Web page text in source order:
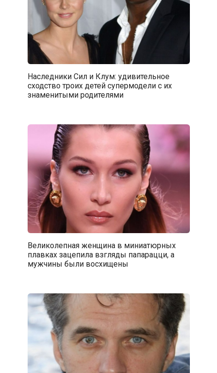
Наследники Сил и Клум: удивительное
сходство троих детей супермодели с их
знаменитыми родителями
Великолепная женщина в миниатюрных
плавках зацепила взгляды папарацци, а
мужчины были восхищены